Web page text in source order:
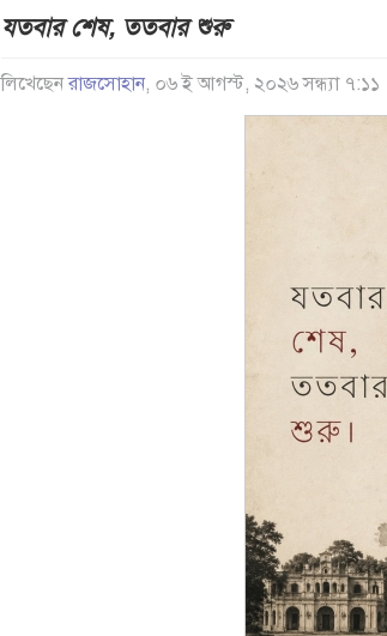
যতবার শেষ, ততবার শুরু
লিখেছেনরাজসোহান, ০৬ ই আগস্ট, ২০২৬ সন্ধ্যা ৭:১১